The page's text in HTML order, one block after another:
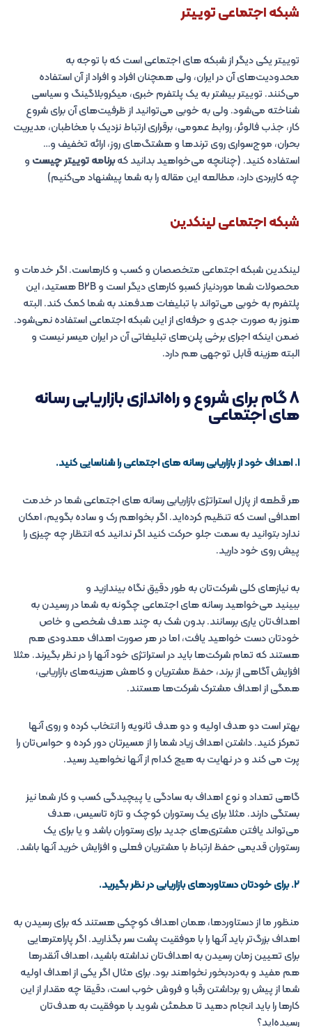
شبکه اجتماعی توییتر
توییتر یکی دیگر از شبکه های اجتماعی است که با توجه به
محدودیت‌های آن در ایران، ولی همچنان افراد و افراد از آن استفاده
می‌کنند. توییتر بیشتر به یک پلتفرم خبری، میکروبلاگینگ و سیاسی
شناخته می‌شود. ولی به خوبی می‌توانید از ظرفیت‌های آن برای شروع
کار، جذب فالوئر، روابط عمومی، برقراری ارتباط نزدیک با مخاطبان، مدیریت
بحران، موج‌سواری روی ترندها و هشتگ‌های روز، ارائه تخفیف و…
استفاده کنید. (چنانچه می‌خواهید بدانید کهبرنامه توییتر چیست و
چه کاربردی دارد، مطالعه این مقاله را به شما پیشنهاد می‌کنیم)
شبکه اجتماعی لینکدین
لینکدین شبکه اجتماعی متخصصان و کسب و کارهاست. اگر خدمات و
محصولات شما موردنیاز کسبو کارهای دیگر است و B2B هستید، این
پلتفرم به خوبی می‌تواند با تبلیغات هدفمند به شما کمک کند. البته
هنوز به صورت جدی و حرفه‌ای از این شبکه اجتماعی استفاده نمی‌شود.
ضمن اینکه اجرای برخی پلن‌های تبلیغاتی آن در ایران میسر نیست و
البته هزینه قابل توجهی هم دارد.
۸ گام برای شروع و راه‌اندازی بازاریابی رسانه
های اجتماعی
۱. اهداف خود از بازاریابی رسانه های اجتماعی را شناسایی کنید.
هر قطعه از پازل استراتژی بازاریابی رسانه های اجتماعی شما در خدمت
اهدافی است که تنظیم کرده‌اید. اگر بخواهم رک و ساده بگویم، امکان
ندارد بتوانید به سمت جلو حرکت کنید اگر ندانید که انتظار چه چیزی را
پیش روی خود دارید.
به نیازهای کلی شرکت‌تان به طور دقیق نگاه بیندازید و
ببینید می‌خواهید رسانه های اجتماعی چگونه به شما در رسیدن به
اهداف‌تان یاری برسانند. بدون شک به چند هدف شخصی و خاص
خودتان دست خواهید یافت، اما در هر صورت اهداف معدودی هم
هستند که تمام شرکت‌ها باید در استراتژی خود آنها را در نظر بگیرند. مثلا
افزایش آگاهی از برند، حفظ مشتریان و کاهش هزینه‌های بازاریابی،
همگی از اهداف مشترک شرکت‌ها هستند.
بهتر است دو هدف اولیه و دو هدف ثانویه را انتخاب کرده و روی آنها
تمرکز کنید. داشتن اهداف زیاد شما را از مسیرتان دور کرده و حواس‌تان را
پرت می کند و در نهایت به هیچ کدام از آنها نخواهید رسید.
گاهی تعداد و نوع اهداف به سادگی یا پیچیدگی کسب و کار شما نیز
بستگی دارند. مثلا برای یک رستوران کوچک و تازه تاسیس، هدف
می‌تواند یافتن مشتری‌های جدید برای رستوران باشد و یا برای یک
رستوران قدیمی حفظ ارتباط با مشتریان فعلی و افزایش خرید آنها باشد.
۲. برای خودتان دستاوردهای بازاریابی در نظر بگیرید.
منظور ما از دستاوردها، همان اهداف کوچکی هستند که برای رسیدن به
اهداف بزرگ‌تر باید آنها را با موفقیت پشت سر بگذارید. اگر پارامترهایی
برای تعیین زمان رسیدن به اهداف‌تان نداشته باشید، اهداف آنقدرها
هم مفید و به‌دردبخور نخواهند بود. برای مثال اگر یکی از اهداف اولیه
شما از پیش رو برداشتن رقبا و فروش خوب است، دقیقا چه مقدار از این
کارها را باید انجام دهید تا مطمئن شوید با موفقیت به هدف‌تان
رسیده‌اید؟